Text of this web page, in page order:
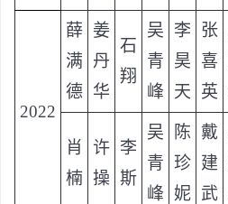
2022
薛
满
德
姜
丹
华
石
翔
吴
青
峰
李
昊
天
张
喜
英
肖
楠
许
操
李
斯
吴
青
峰
陈
珍
妮
戴
建
武